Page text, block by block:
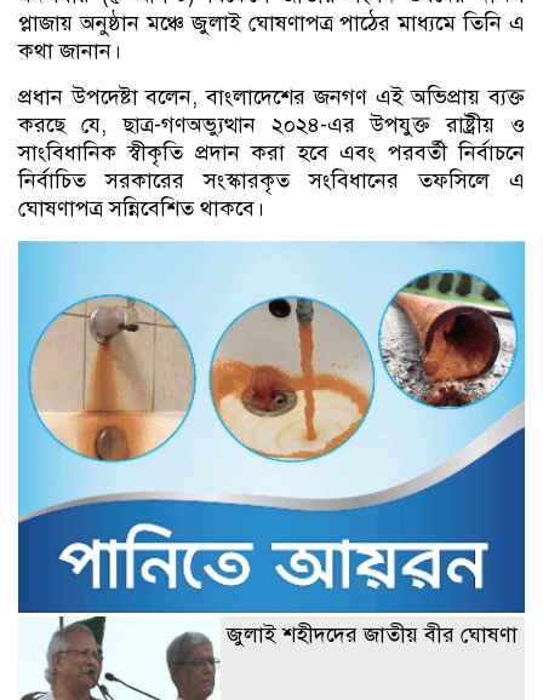
প্লাজায় অনুষ্ঠান মঞ্চে জুলাই ঘোষণাপত্র পাঠের মাধ্যমে তিনি এ
কথা জানান।
প্রধান উপদেষ্টা বলেন, বাংলাদেশের জনগণ এই অভিপ্রায় ব্যক্ত
করছে যে, ছাত্র-গণঅভ্যুত্থান ২০২৪-এর উপযুক্ত রাষ্ট্রীয় ও
সাংবিধানিক স্বীকৃতি প্রদান করা হবে এবং পরবর্তী নির্বাচনে
নির্বাচিত সরকারের সংস্কারকৃত সংবিধানের তফসিলে এ
ঘোষণাপত্র সন্নিবেশিত থাকবে।
জুলাই শহীদদের জাতীয় বীর ঘোষণা